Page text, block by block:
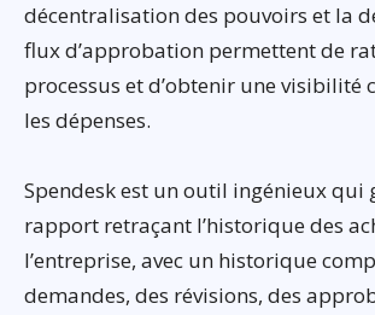
décentralisation des pouvoirs et la
flux d’approbation permettent de
processus et d’obtenir une visibilité
les dépenses.
Spendesk est un outil ingénieux qui
rapport retraçant l’historique des
l’entreprise, avec un historique
demandes, des révisions, des